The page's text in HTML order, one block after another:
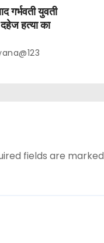
गर्भवती युवती
हत्या का
fields are marked